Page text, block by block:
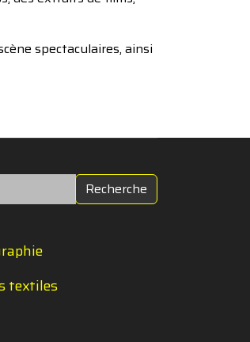
spectaculaires, ainsi
Recherche
textiles